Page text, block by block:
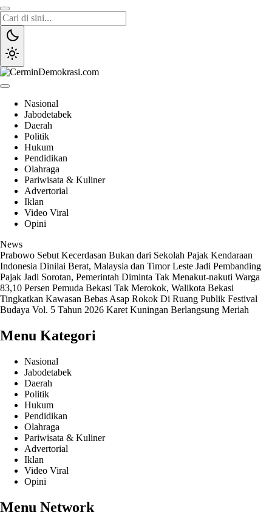
Lewati
ke
konten
Nasional
Jabodetabek
Daerah
Politik
Hukum
Pendidikan
Olahraga
Pariwisata & Kuliner
Advertorial
Iklan
Video Viral
Opini
News
Prabowo Sebut Kecerdasan Bukan dari Sekolah Pajak Kendaraan
Indonesia Dinilai Berat, Malaysia dan Timor Leste Jadi Pembanding
Pajak Jadi Sorotan, Pemerintah Diminta Tak Menakut-nakuti Warga
83,10 Persen Pemuda Bekasi Tak Merokok, Walikota Bekasi
Tingkatkan Kawasan Bebas Asap Rokok Di Ruang Publik Festival
Budaya Vol. 5 Tahun 2026 Karet Kuningan Berlangsung Meriah
Menu Kategori
Nasional
Jabodetabek
Daerah
Politik
Hukum
Pendidikan
Olahraga
Pariwisata & Kuliner
Advertorial
Iklan
Video Viral
Opini
Menu Network